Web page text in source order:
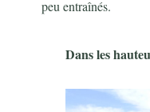
peu entraînés.
Dans les